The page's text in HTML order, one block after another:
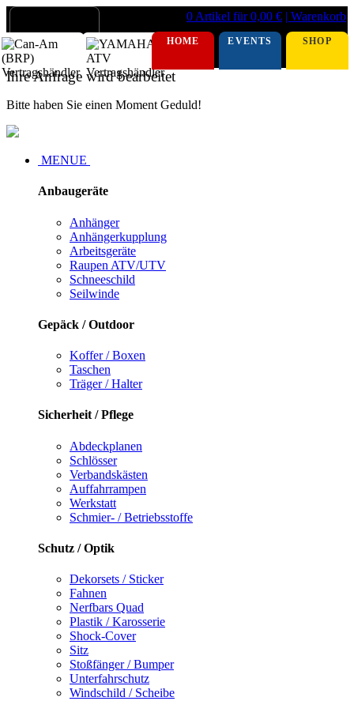
0 Artikel für 0,00 € | Warenkorb
HOME EVENTS SHOP
Ihre Anfrage wird bearbeitet
Bitte haben Sie einen Moment Geduld!
MENUE
Anbaugeräte
Anhänger
Anhängerkupplung
Arbeitsgeräte
Raupen ATV/UTV
Schneeschild
Seilwinde
Gepäck / Outdoor
Koffer / Boxen
Taschen
Träger / Halter
Sicherheit / Pflege
Abdeckplanen
Schlösser
Verbandskästen
Auffahrrampen
Werkstatt
Schmier- / Betriebsstoffe
Schutz / Optik
Dekorsets / Sticker
Fahnen
Nerfbars Quad
Plastik / Karosserie
Shock-Cover
Sitz
Stoßfänger / Bumper
Unterfahrschutz
Windschild / Scheibe